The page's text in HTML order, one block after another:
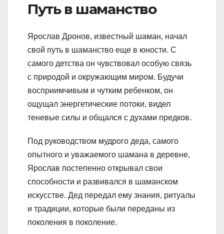
Путь в шаманство
Ярослав Дронов, известный шаман, начал
свой путь в шаманство еще в юности. С
самого детства он чувствовал особую связь
с природой и окружающим миром. Будучи
восприимчивым и чутким ребенком, он
ощущал энергетические потоки, видел
теневые силы и общался с духами предков.
Под руководством мудрого деда, самого
опытного и уважаемого шамана в деревне,
Ярослав постепенно открывал свои
способности и развивался в шаманском
искусстве. Дед передал ему знания, ритуалы
и традиции, которые были переданы из
поколения в поколение.